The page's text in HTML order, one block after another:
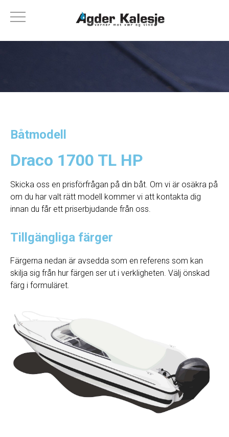
Båtmodell
Draco 1700 TL HP
Skicka oss en prisförfrågan på din båt. Om vi ​​är osäkra på
om du har valt rätt modell kommer vi att kontakta dig
innan du får ett priserbjudande från oss.
Tillgängliga färger
Färgerna nedan är avsedda som en referens som kan
skilja sig från hur färgen ser ut i verkligheten. Välj önskad
färg i formuläret.